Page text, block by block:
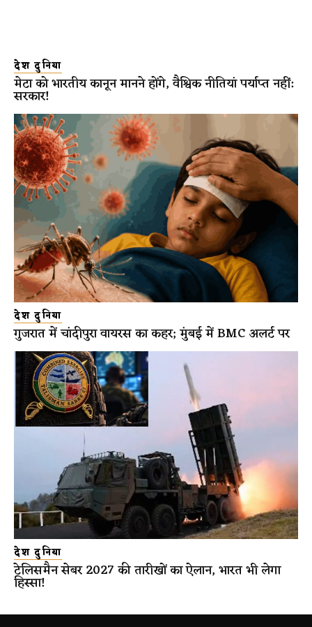
देश दुनिया
मेटा को भारतीय कानून मानने होंगे, वैश्विक नीतियां पर्याप्त नहीं:
सरकार!
देश दुनिया
गुजरात में चांदीपुरा वायरस का कहर; मुंबई में BMC अलर्ट पर
देश दुनिया
टेलिसमैन सेबर 2027 की तारीखों का ऐलान, भारत भी लेगा
हिस्सा!